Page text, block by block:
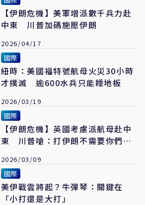
【伊朗危機】美軍增派數千兵力赴
中東 川普加碼施壓伊朗
2026/04/17
國際
紐時：美國福特號航母火災30小時
才撲滅 逾600水兵只能睡地板
2026/03/19
國際
【伊朗危機】英國考慮派航母赴中
東 川普嗆：打伊朗不需要你們幫
2026/03/09
國際
美伊戰雲將起？牛彈琴：關鍵在
「小打還是大打」